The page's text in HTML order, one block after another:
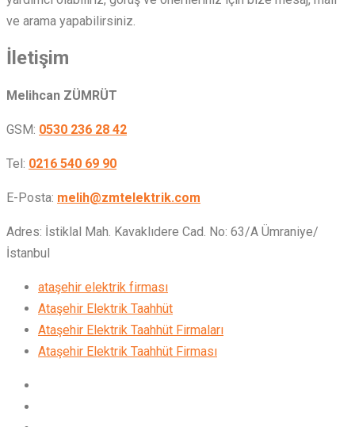
ve arama yapabilirsiniz.
İletişim
Melihcan ZÜMRÜT
GSM: 0530 236 28 42
Tel: 0216 540 69 90
E-Posta: melih@zmtelektrik.com
Adres: İstiklal Mah. Kavaklıdere Cad. No: 63/A Ümraniye/
İstanbul
ataşehir elektrik firması
Ataşehir Elektrik Taahhüt
Ataşehir Elektrik Taahhüt Firmaları
Ataşehir Elektrik Taahhüt Firması